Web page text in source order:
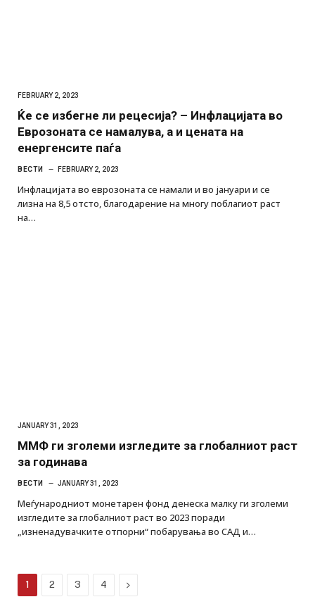
FEBRUARY 2, 2023
Ќе се избегне ли рецесија? – Инфлацијата во
Еврозоната се намалува, а и цената на
енергенсите паѓа
ВЕСТИ FEBRUARY 2, 2023
Инфлацијата во еврозоната се намали и во јануари и се
лизна на 8,5 отсто, благодарение на многу поблагиот раст
на…
JANUARY 31, 2023
ММФ ги зголеми изгледите за глобалниот раст
за годинава
ВЕСТИ JANUARY 31, 2023
Меѓународниот монетарен фонд денеска малку ги зголеми
изгледите за глобалниот раст во 2023 поради
„изненадувачките отпорни“ побарувања во САД и…
1 2 3 4 Next